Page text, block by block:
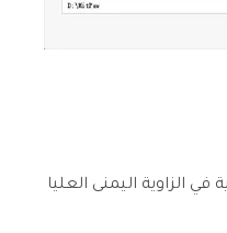
في الزاوية اليمنى العليا